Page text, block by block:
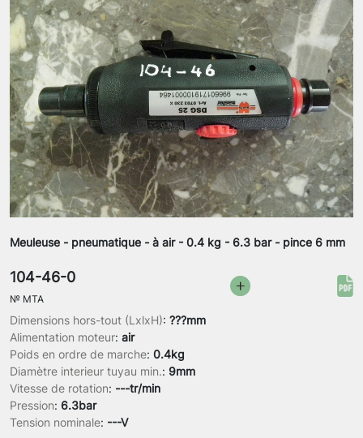
Meuleuse - pneumatique - à air - 0.4 kg - 6.3 bar - pince 6 mm
Dimensions hors-tout (LxlxH): ???mm
Alimentation moteur: air
Poids en ordre de marche: 0.4kg
Diamètre interieur tuyau min.: 9mm
Vitesse de rotation: ---tr/min
Pression: 6.3bar
Tension nominale: ---V
104-46-0
№ MTA